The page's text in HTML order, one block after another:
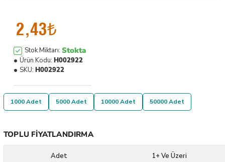
2,43₺
Stok Miktarı: Stokta
Ürün Kodu: H002922
SKU: H002922
1000 Adet 5000 Adet 10000 Adet 50000 Adet
TOPLU FIYATLANDIRMA
Adet 1+ Ve Üzeri